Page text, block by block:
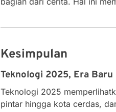
Kesimpulan
Teknologi 2025, Era
Teknologi 2025
pintar hingga kota cerdas,